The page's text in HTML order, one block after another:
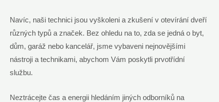
Navíc, naši technici jsou vyškoleni a zkušení v otevírání dveří
různých typů a značek. Bez ohledu na to, zda se jedná o byt,
dům, garáž nebo kancelář, jsme vybaveni nejnovějšími
nástroji a technikami, abychom Vám poskytli prvotřídní
službu.
Neztrácejte čas a energii hledáním jiných odborníků na